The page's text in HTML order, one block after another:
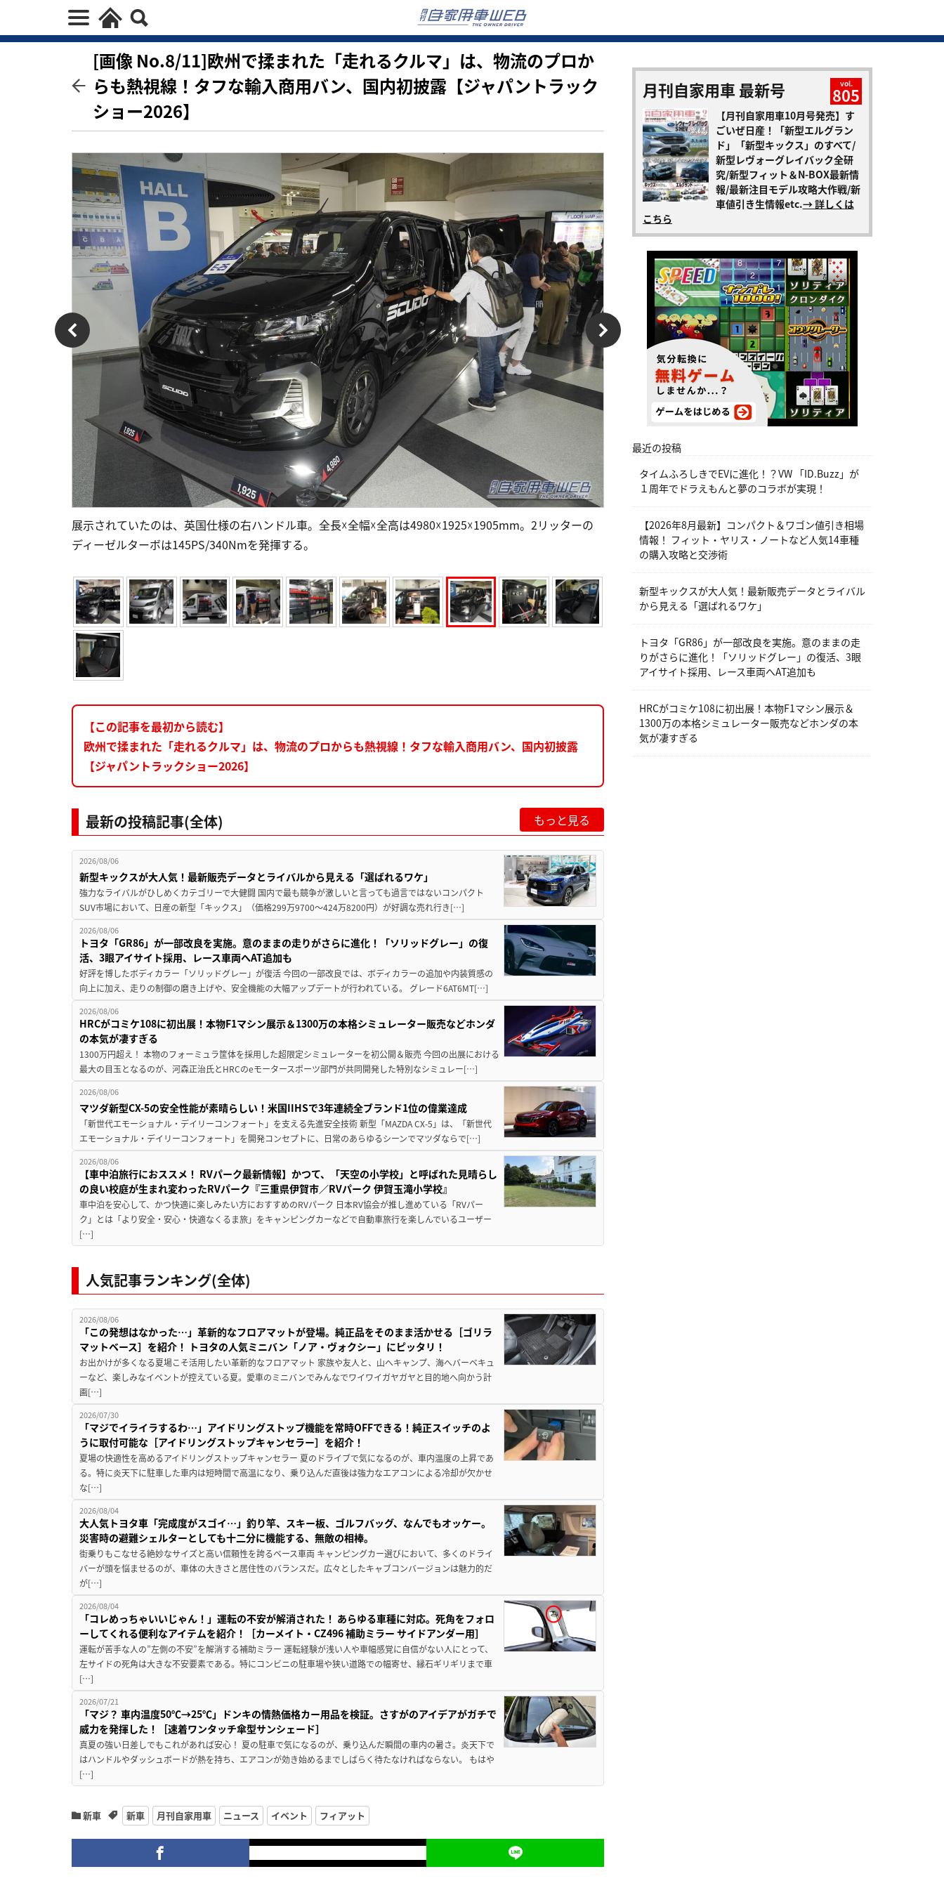
[画像 No.8/11]欧州で揉まれた「走れるクルマ」は、物流のプロか
らも熱視線！タフな輸入商用バン、国内初披露【ジャパントラック
ショー2026】
展示されていたのは、英国仕様の右ハンドル車。全長☓全幅☓全高は4980☓1925☓1905mm。2リッターの
ディーゼルターボは145PS/340Nmを発揮する。
【この記事を最初から読む】
欧州で揉まれた「走れるクルマ」は、物流のプロからも熱視線！タフな輸入商用バン、国内初披露
【ジャパントラックショー2026】
最新の投稿記事(全体) もっと見る
2026/08/06
新型キックスが大人気！最新販売データとライバルから見える「選ばれるワケ」
強力なライバルがひしめくカテゴリーで大健闘 国内で最も競争が激しいと言っても過言ではないコンパクト
SUV市場において、日産の新型「キックス」（価格299万9700～424万8200円）が好調な売れ行き[…]
2026/08/06
トヨタ「GR86」が一部改良を実施。意のままの走りがさらに進化！「ソリッドグレー」の復
活、3眼アイサイト採用、レース車両へAT追加も
好評を博したボディカラー「ソリッドグレー」が復活 今回の一部改良では、ボディカラーの追加や内装質感の
向上に加え、走りの制御の磨き上げや、安全機能の大幅アップデートが行われている。 グレード6AT6MT[…]
2026/08/06
HRCがコミケ108に初出展！本物F1マシン展示＆1300万の本格シミュレーター販売などホンダ
の本気が凄すぎる
1300万円超え！ 本物のフォーミュラ筐体を採用した超限定シミュレーターを初公開＆販売 今回の出展における
最大の目玉となるのが、河森正治氏とHRCのeモータースポーツ部門が共同開発した特別なシミュレー[…]
2026/08/06
マツダ新型CX-5の安全性能が素晴らしい！米国IIHSで3年連続全ブランド1位の偉業達成
「新世代エモーショナル・デイリーコンフォート」を支える先進安全技術 新型「MAZDA CX-5」は、「新世代
エモーショナル・デイリーコンフォート」を開発コンセプトに、日常のあらゆるシーンでマツダならで[…]
2026/08/06
【車中泊旅行におススメ！ RVパーク最新情報】かつて、「天空の小学校」と呼ばれた見晴らし
の良い校庭が生まれ変わったRVパーク『三重県伊賀市／RVパーク 伊賀玉滝小学校』
車中泊を安心して、かつ快適に楽しみたい方におすすめのRVパーク 日本RV協会が推し進めている「RVパー
ク」とは「より安全・安心・快適なくるま旅」をキャンピングカーなどで自動車旅行を楽しんでいるユーザー
[…]
人気記事ランキング(全体)
2026/08/06
「この発想はなかった…」革新的なフロアマットが登場。純正品をそのまま活かせる［ゴリラ
マットベース］を紹介！ トヨタの人気ミニバン「ノア・ヴォクシー」にピッタリ！
お出かけが多くなる夏場こそ活用したい革新的なフロアマット 家族や友人と、山へキャンプ、海へバーベキュ
ーなど、楽しみなイベントが控えている夏。愛車のミニバンでみんなでワイワイガヤガヤと目的地へ向かう計
画[…]
2026/07/30
「マジでイライラするわ…」アイドリングストップ機能を常時OFFできる！純正スイッチのよ
うに取付可能な［アイドリングストップキャンセラー］を紹介！
夏場の快適性を高めるアイドリングストップキャンセラー 夏のドライブで気になるのが、車内温度の上昇であ
る。特に炎天下に駐車した車内は短時間で高温になり、乗り込んだ直後は強力なエアコンによる冷却が欠かせ
な[…]
2026/08/04
大人気トヨタ車「完成度がスゴイ…」釣り竿、スキー板、ゴルフバッグ、なんでもオッケー。
災害時の避難シェルターとしても十二分に機能する、無敵の相棒。
街乗りもこなせる絶妙なサイズと高い信頼性を誇るベース車両 キャンピングカー選びにおいて、多くのドライ
バーが頭を悩ませるのが、車体の大きさと居住性のバランスだ。広々としたキャブコンバージョンは魅力的だ
が[…]
2026/08/04
「コレめっちゃいいじゃん！」運転の不安が解消された！ あらゆる車種に対応。死角をフォロ
ーしてくれる便利なアイテムを紹介！［カーメイト・CZ496 補助ミラー サイドアンダー用］
運転が苦手な人の”左側の不安”を解消する補助ミラー 運転経験が浅い人や車幅感覚に自信がない人にとって、
左サイドの死角は大きな不安要素である。特にコンビニの駐車場や狭い道路での幅寄せ、縁石ギリギリまで車
[…]
2026/07/21
「マジ？ 車内温度50℃→25℃」ドンキの情熱価格カー用品を検証。さすがのアイデアがガチで
威力を発揮した！［速着ワンタッチ傘型サンシェード］
真夏の強い日差しでもこれがあれば安心！ 夏の駐車で気になるのが、乗り込んだ瞬間の車内の暑さ。炎天下で
はハンドルやダッシュボードが熱を持ち、エアコンが効き始めるまでしばらく待たなければならない。 もはや
[…]
新車 新車 月刊自家用車 ニュース イベント フィアット
月刊自家用車 最新号 vol.
805
【月刊自家用車10月号発売】す
ごいぜ日産！「新型エルグラン
ド」「新型キックス」のすべて/
新型レヴォーグレイバック全研
究/新型フィット＆N-BOX最新情
報/最新注目モデル攻略大作戦/新
車値引き生情報etc.→ 詳しくは
こちら
最近の投稿
タイムふろしきでEVに進化！？VW 「ID.Buzz」が
１周年でドラえもんと夢のコラボが実現！
【2026年8月最新】コンパクト＆ワゴン値引き相場
情報！ フィット・ヤリス・ノートなど人気14車種
の購入攻略と交渉術
新型キックスが大人気！最新販売データとライバル
から見える「選ばれるワケ」
トヨタ「GR86」が一部改良を実施。意のままの走
りがさらに進化！「ソリッドグレー」の復活、3眼
アイサイト採用、レース車両へAT追加も
HRCがコミケ108に初出展！本物F1マシン展示＆
1300万の本格シミュレーター販売などホンダの本
気が凄すぎる